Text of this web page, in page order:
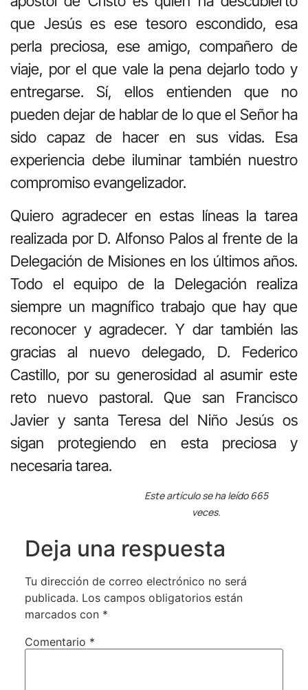
que Jesús es ese tesoro escondido, esa
perla preciosa, ese amigo, compañero de
viaje, por el que vale la pena dejarlo todo y
entregarse. Sí, ellos entienden que no
pueden dejar de hablar de lo que el Señor ha
sido capaz de hacer en sus vidas. Esa
experiencia debe iluminar también nuestro
compromiso evangelizador.
Quiero agradecer en estas líneas la tarea
realizada por D. Alfonso Palos al frente de la
Delegación de Misiones en los últimos años.
Todo el equipo de la Delegación realiza
siempre un magnífico trabajo que hay que
reconocer y agradecer. Y dar también las
gracias al nuevo delegado, D. Federico
Castillo, por su generosidad al asumir este
reto nuevo pastoral. Que san Francisco
Javier y santa Teresa del Niño Jesús os
sigan protegiendo en esta preciosa y
necesaria tarea.
Este artículo se ha leído 665
veces.
Deja una respuesta
Tu dirección de correo electrónico no será
publicada. Los campos obligatorios están
marcados con *
Comentario *